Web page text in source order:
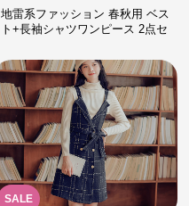
地雷系ファッション 春秋用 ベス
ト+長袖シャツワンピース 2点セ
SALE